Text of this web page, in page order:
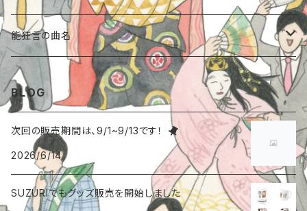
シーチング
トートバッグ
スウェットポーチ
帆布ポーチ
傘
手提げ巾着
たためる布バッグ
のし袋
封筒
カレンダー
マスキングテープ
能狂言の曲名
能〈安宅〉
能〈小鍛冶〉
狂言〈釣狐〉
BLOG
次回の販売期間は、9/1~9/13です！
2026/6/14
SUZURIでもグッズ販売を開始しました